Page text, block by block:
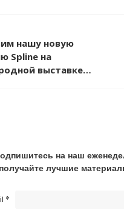
нашу новую
Spline на
выставке
на наш
получайте лучшие
*